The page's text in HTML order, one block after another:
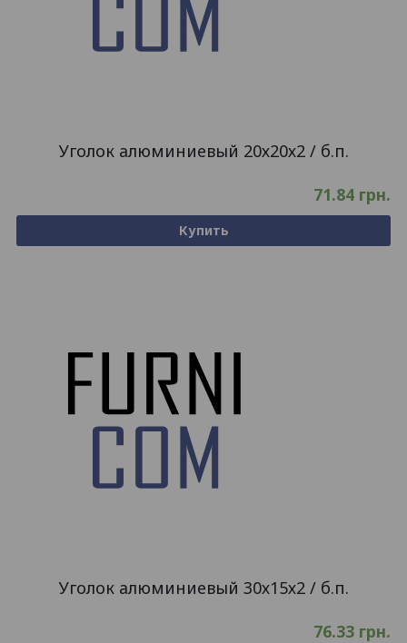
Уголок алюминиевый 20х20х2 / б.п.
71.84 грн.
Купить
Уголок алюминиевый 30х15х2 / б.п.
76.33 грн.